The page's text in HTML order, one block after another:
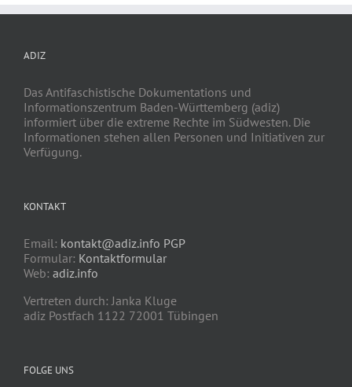
ADIZ
Das Antifaschistische Dokumentations und
Informationszentrum Baden-Württemberg (adiz)
informiert über die extreme Rechte im Südwesten. Die
Informationen stehen allen Personen und Initiativen zur
Verfügung.
KONTAKT
Email: kontakt@adiz.info PGP
Formular: Kontaktformular
Web: adiz.info
Vertreten durch: Janka Kluge
adiz Postfach 1122 72001 Tübingen
FOLGE UNS